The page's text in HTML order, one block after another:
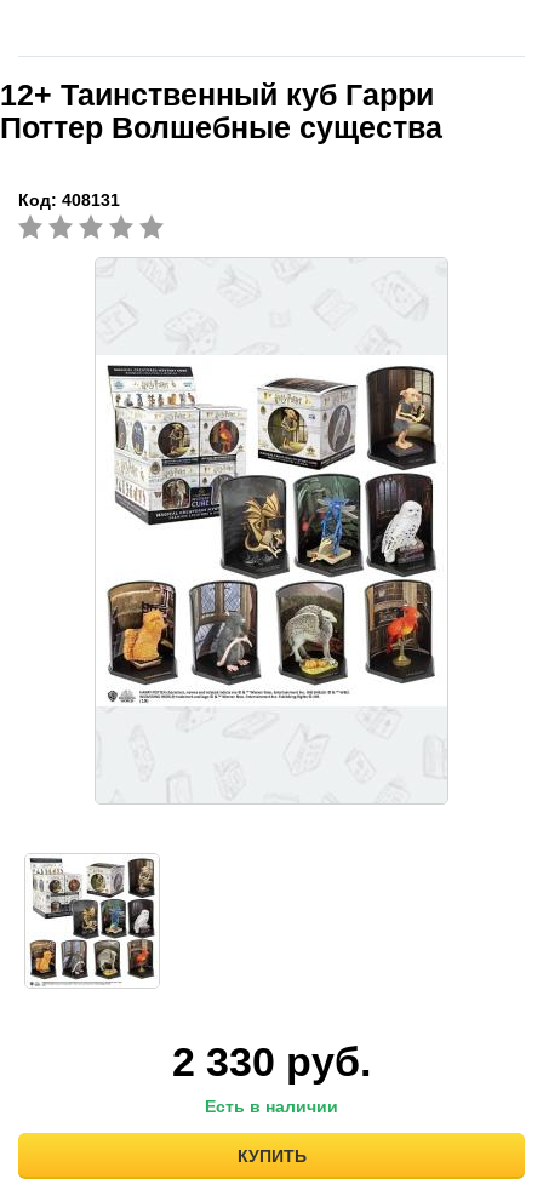
Код: 408131
12+ Таинственный куб Гарри
Поттер Волшебные существа
2 330 руб.
Есть в наличии
КУПИТЬ